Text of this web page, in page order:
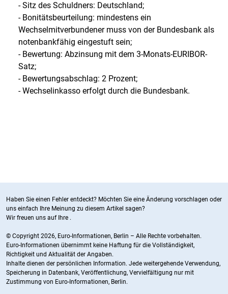
- Sitz des Schuldners: Deutschland;
- Bonitätsbeurteilung: mindestens ein
Wechselmitverbundener muss von der Bundesbank als
notenbankfähig eingestuft sein;
- Bewertung: Abzinsung mit dem 3-Monats-EURIBOR-
Satz;
- Bewertungsabschlag: 2 Prozent;
- Wechselinkasso erfolgt durch die Bundesbank.
Haben Sie einen Fehler entdeckt? Möchten Sie eine Änderung vorschlagen oder
uns einfach Ihre Meinung zu diesem Artikel sagen?
Wir freuen uns auf Ihre .
© Copyright 2026, Euro-Informationen, Berlin – Alle Rechte vorbehalten.
Euro-Informationen übernimmt keine Haftung für die Vollständigkeit,
Richtigkeit und Aktualität der Angaben.
Inhalte dienen der persönlichen Information. Jede weitergehende Verwendung,
Speicherung in Datenbank, Veröffentlichung, Vervielfältigung nur mit
Zustimmung von Euro-Informationen, Berlin.